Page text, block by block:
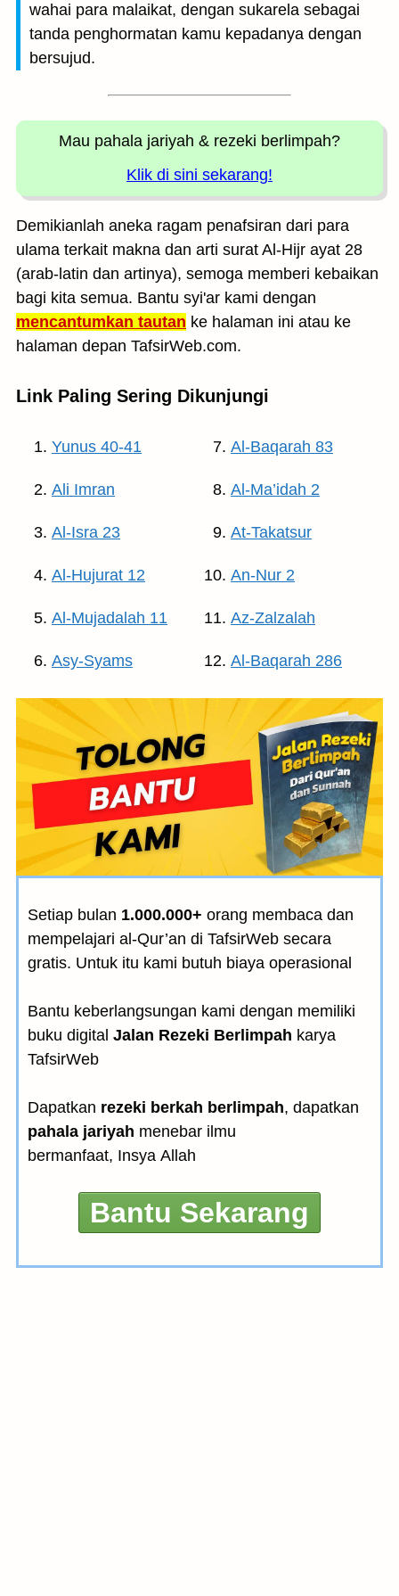
wahai para malaikat, dengan sukarela sebagai
tanda penghormatan kamu kepadanya dengan
bersujud.
Mau pahala jariyah & rezeki berlimpah?
Klik di sini sekarang!
Demikianlah aneka ragam penafsiran dari para
ulama terkait makna dan arti surat Al-Hijr ayat 28
(arab-latin dan artinya), semoga memberi kebaikan
bagi kita semua. Bantu syi'ar kami dengan
mencantumkan tautan ke halaman ini atau ke
halaman depan TafsirWeb.com.
Link Paling Sering Dikunjungi
Yunus 40-41
Ali Imran
Al-Isra 23
Al-Hujurat 12
Al-Mujadalah 11
Asy-Syams
Al-Baqarah 83
Al-Ma’idah 2
At-Takatsur
An-Nur 2
Az-Zalzalah
Al-Baqarah 286
Setiap bulan 1.000.000+ orang membaca dan
mempelajari al-Qur’an di TafsirWeb secara
gratis. Untuk itu kami butuh biaya operasional
Bantu keberlangsungan kami dengan memiliki
buku digital Jalan Rezeki Berlimpah karya
TafsirWeb
Dapatkan rezeki berkah berlimpah, dapatkan
pahala jariyah menebar ilmu
bermanfaat, Insya Allah
Bantu Sekarang